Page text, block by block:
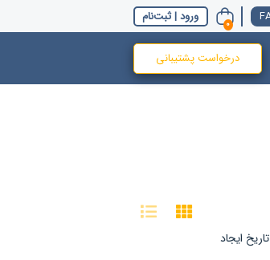
0 ورود | ثبت‌نام
درخواست پشتیبانی
تاریخ ایجاد